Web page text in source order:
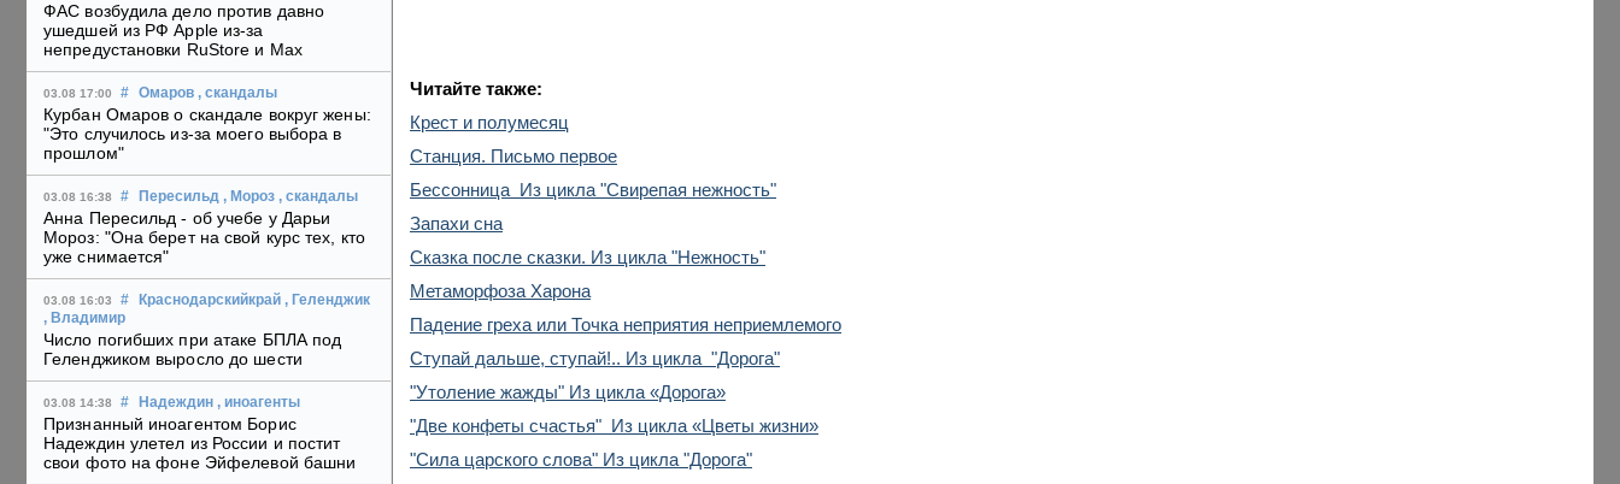
ФАС возбудила дело против давно
ушедшей из РФ Apple из-за
непредустановки RuStore и Max
03.08 17:00 # Омаров , скандалы
Курбан Омаров о скандале вокруг жены:
"Это случилось из-за моего выбора в
прошлом"
03.08 16:38 # Пересильд , Мороз , скандалы
Анна Пересильд - об учебе у Дарьи
Мороз: "Она берет на свой курс тех, кто
уже снимается"
03.08 16:03 # Краснодарскийкрай , Геленджик
, Владимир
Число погибших при атаке БПЛА под
Геленджиком выросло до шести
03.08 14:38 # Надеждин , иноагенты
Признанный иноагентом Борис
Надеждин улетел из России и постит
свои фото на фоне Эйфелевой башни
Читайте также:
Крест и полумесяц
Станция. Письмо первое
Бессонница Из цикла "Свирепая нежность"
Запахи сна
Сказка после сказки. Из цикла "Нежность"
Метаморфоза Харона
Падение греха или Точка неприятия неприемлемого
Ступай дальше, ступай!.. Из цикла "Дорога"
"Утоление жажды" Из цикла «Дорога»
"Две конфеты счастья" Из цикла «Цветы жизни»
"Сила царского слова" Из цикла "Дорога"